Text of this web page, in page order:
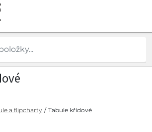
a flipcharty / Tabule křídové